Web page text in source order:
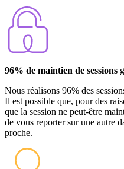
96% de maintien de sessions
Nous réalisons 96% des
Il est possible que, pour des
que la session ne peut-être
de vous reporter sur une autre
proche.